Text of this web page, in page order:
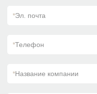
*Эл. почта
*Телефон
*Название компании